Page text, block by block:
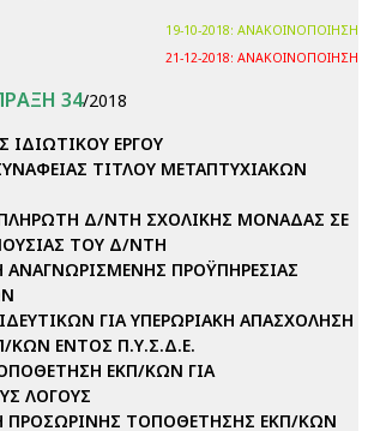
19-10-2018: ΑΝΑΚΟΙΝΟΠΟΙΗΣΗ
21-12-2018: ΑΝΑΚΟΙΝΟΠΟΙΗΣΗ
34/2018
ΙΔΙΩΤΙΚΟΥ ΕΡΓΟΥ
ΤΙΤΛΟΥ ΜΕΤΑΠΤΥΧΙΑΚΩΝ
Δ/ΝΤΗ ΣΧΟΛΙΚΗΣ ΜΟΝΑΔΑΣ ΣΕ
ΤΟΥ Δ/ΝΤΗ
ΠΡΟΫΠΗΡΕΣΙΑΣ
ΓΙΑ ΥΠΕΡΩΡΙΑΚΗ ΑΠΑΣΧΟΛΗΣΗ
ΚΩΝ ΕΝΤΟΣ Π.Υ.Σ.Δ.Ε.
ΕΚΠ/ΚΩΝ ΓΙΑ
ΛΟΓΟΥΣ
ΠΡΟΣΩΡΙΝΗΣ ΤΟΠΟΘΕΤΗΣΗΣ ΕΚΠ/ΚΩΝ